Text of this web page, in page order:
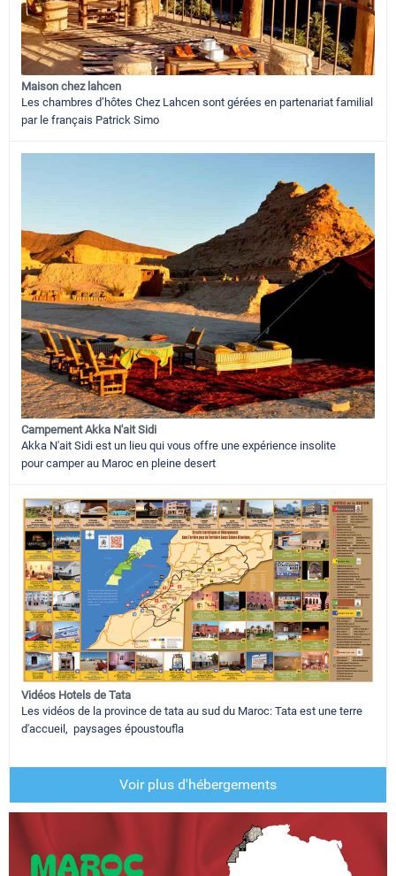
Maison chez lahcen
Les chambres d’hôtes Chez Lahcen sont gérées en partenariat familial
par le français Patrick Simo
Campement Akka N'ait Sidi
Akka N'ait Sidi est un lieu qui vous offre une expérience insolite
pour camper au Maroc en pleine desert
Vidéos Hotels de Tata
Les vidéos de la province de tata au sud du Maroc: Tata est une terre
d'accueil, paysages époustoufla
Voir plus d'hébergements